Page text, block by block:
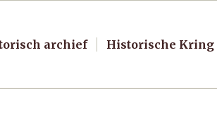
archief Historische Kring